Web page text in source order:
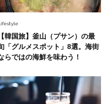
ーデ〈3選〉
れ１着！「きちんと感」も
うトレンドトップス〈4選〉
ば！40代は【淡色ワンピ】
【韓国旅】釜山（プサン）の最
「グルメスポット」8選。海街
らではの海鮮を味わう！